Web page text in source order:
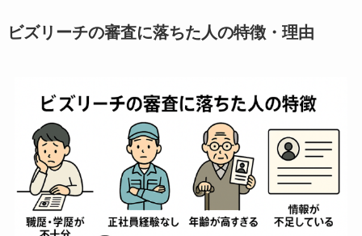
ビズリーチの審査に落ちた人の特徴・理由